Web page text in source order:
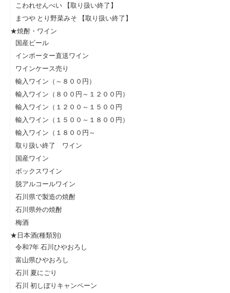
こわれせんべい 【取り扱い終了】
まつや とり野菜みそ 【取り扱い終了】
★焼酎・ワイン
国産ビール
インポーター直送ワイン
ワインケース売り
輸入ワイン（～８００円）
輸入ワイン（８００円～１２００円）
輸入ワイン（１２００～１５００円
輸入ワイン（１５００～１８００円）
輸入ワイン（１８００円～
取り扱い終了 ワイン
国産ワイン
ボックスワイン
脱アルコールワイン
石川県で製造の焼酎
石川県外の焼酎
梅酒
★日本酒(種類別)
令和7年 石川ひやおろし
富山県ひやおろし
石川 夏にごり
石川 初しぼりキャンペーン